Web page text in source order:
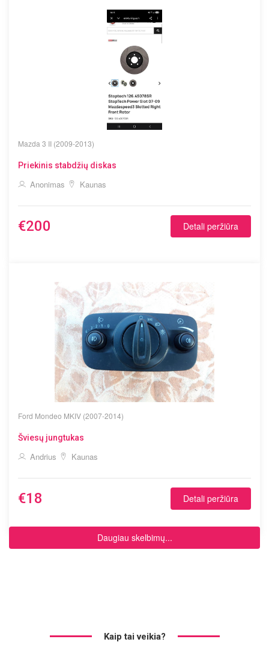
Mazda 3 II (2009-2013)
Priekinis stabdžių diskas
Anonimas Kaunas
€200 Detali peržiūra
Ford Mondeo MKIV (2007-2014)
Šviesų jungtukas
Andrius Kaunas
€18 Detali peržiūra
Daugiau skelbimų...
Kaip tai veikia?